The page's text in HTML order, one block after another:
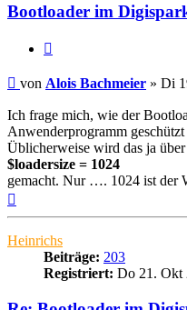
Bootloader im
Beitrag
von Alois Bachmeier » Di
Ich frage mich, wie der
Anwenderprogramm
Üblicherweise wird das ja über
$loadersize = 1024
gemacht. Nur …. 1024 ist der
Heinrichs
Beiträge: 203
Registriert: Do 21. Okt